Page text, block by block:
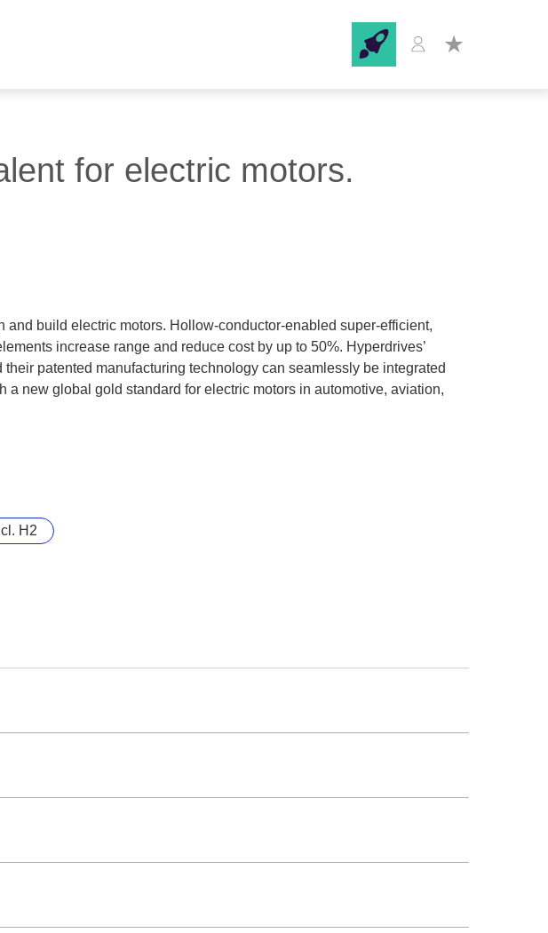
for electric motors.
build electric motors. Hollow-conductor-enabled super-efficient,
increase range and reduce cost by up to 50%. Hyperdrives’
patented manufacturing technology can seamlessly be integrated
new global gold standard for electric motors in automotive, aviation,
H2